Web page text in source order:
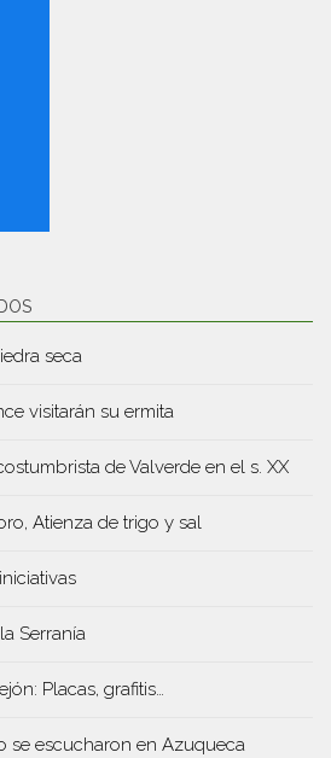
seca
visitarán su ermita
de Valverde en el s. XX
Atienza de trigo y sal
Serranía
Placas, grafitis…
se escucharon en Azuqueca